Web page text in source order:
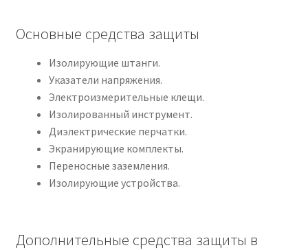
Политики конфиденциальности
Продукция
Основные средства защиты
Изолирующие штанги.
Указатели напряжения.
Электроизмерительные клещи.
Изолированный инструмент.
Диэлектрические перчатки.
Экранирующие комплекты.
Переносные заземления.
Изолирующие устройства.
Дополнительные средства защиты в